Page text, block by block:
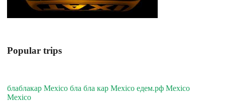
Popular trips
блаблакар Mexico бла бла кар Mexico едем.рф Mexico
Mexico